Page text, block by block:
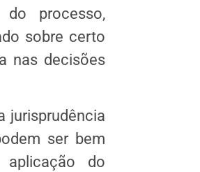
processo,
sobre certo
nas decisões
jurisprudência
ser bem
do